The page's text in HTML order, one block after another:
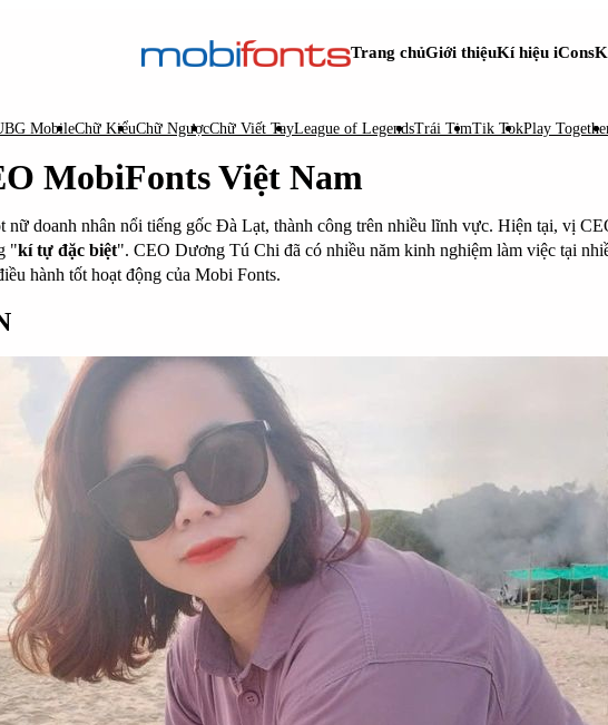
Trang chủGiới thiệuKí hiệu iCons
MobileChữ KiểuChữ NgượcChữ Viết TayLeague of LegendsTrái TimTik TokPlay
MobiFonts Việt Nam
nữ doanh nhân nổi tiếng gốc Đà Lạt, thành công trên nhiều lĩnh vực. Hiện tại, vị
"kí tự đặc biệt". CEO Dương Tú Chi đã có nhiều năm kinh nghiệm làm việc tại
hành tốt hoạt động của Mobi Fonts.